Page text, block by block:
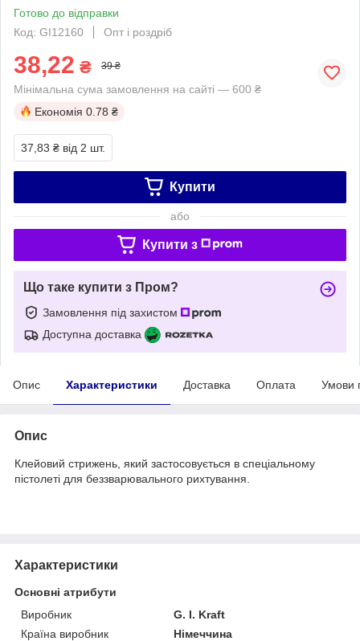
Готово до відправки
Код: GI12160
Опт і роздріб
38,22 ₴ 39 ₴
Мінімальна сума замовлення на сайті — 600 ₴
Економія 0.78 ₴
37,83 ₴ від 2 шт.
Купити
або
Купити з
Що таке купити з Пром?
Замовлення під захистом
Доступна доставка
Опис Характеристики Доставка Оплата Умови
Опис
Клейовий стрижень, який застосовується в спеціальному
пістолеті для беззварювального рихтування.
Характеристики
Основні атрибути
Виробник
G. I. Kraft
Країна виробник
Німеччина